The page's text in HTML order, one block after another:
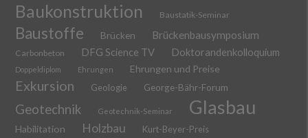
Baukonstruktion Baustatik-Seminar
Baustoffe Brücken Brückenbausymposium
Carbonbeton DFG Science TV Doktorandenkolloquium
Doppeldiplom Ehrungen Ehrungen und Preise
Exkursion Geologie George-Bähr-Forum
Geotechnik Geotechnik-Seminar Glasbau
Habilitation Holzbau Kurt-Beyer-Preis